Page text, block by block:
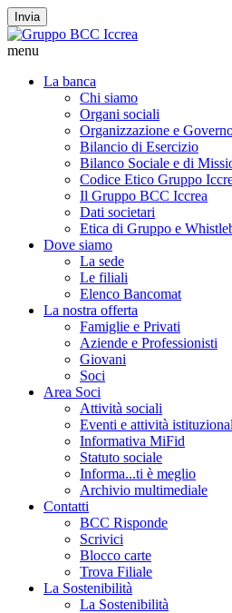
Invia
menu
La banca
Chi siamo
Organi sociali
Organizzazione e
Bilancio di Esercizio
Bilanco Sociale e di
Codice Etico Gruppo
Il Gruppo BCC Iccrea
Dati societari
Etica di Gruppo e
Dove siamo
La sede
Le filiali
Elenco Bancomat
La nostra offerta
Famiglie e Privati
Aziende e Professionisti
Giovani
Soci
Area Soci
Attività sociali
Eventi e attività
Informativa MiFid
Statuto sociale
Informa...ti è meglio
Archivio multimediale
Contatti
BCC Risponde
Scrivici
Blocco carte
Trova Filiale
La Sostenibilità
La Sostenibilità